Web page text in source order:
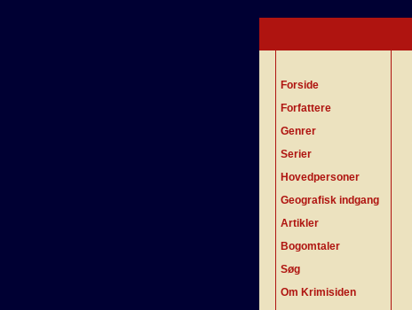
Forside
Forfattere
Genrer
Serier
Hovedpersoner
Geografisk indgang
Artikler
Bogomtaler
Søg
Om Krimisiden